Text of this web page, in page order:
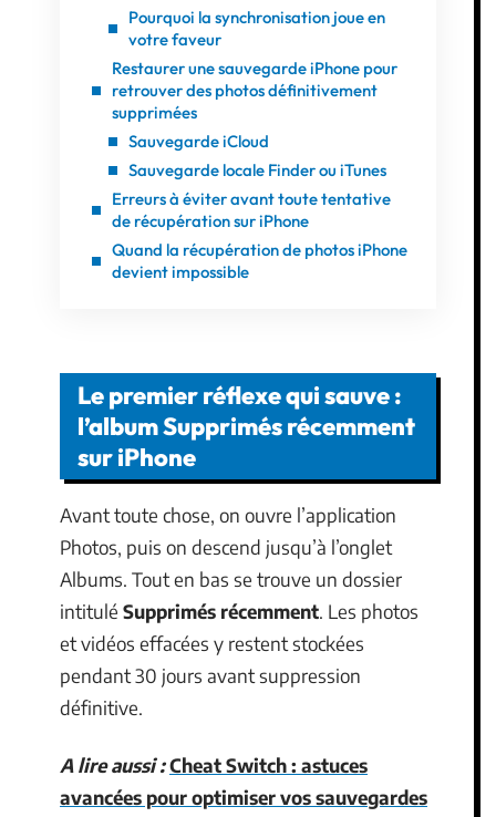
Pourquoi la synchronisation joue en
votre faveur
Restaurer une sauvegarde iPhone pour
retrouver des photos définitivement
supprimées
Sauvegarde iCloud
Sauvegarde locale Finder ou iTunes
Erreurs à éviter avant toute tentative
de récupération sur iPhone
Quand la récupération de photos iPhone
devient impossible
Le premier réflexe qui sauve :
l’album Supprimés récemment
sur iPhone
Avant toute chose, on ouvre l’application
Photos, puis on descend jusqu’à l’onglet
Albums. Tout en bas se trouve un dossier
intitulé Supprimés récemment. Les photos
et vidéos effacées y restent stockées
pendant 30 jours avant suppression
définitive.
A lire aussi :Cheat Switch : astuces
avancées pour optimiser vos sauvegardes